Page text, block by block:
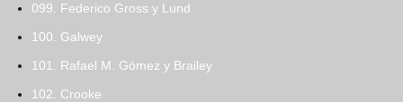
099. Federico Gross y Lund
100. Galwey
101. Rafael M. Gómez y Brailey
102. Crooke